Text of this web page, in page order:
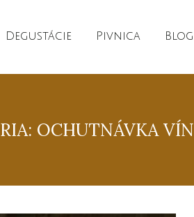
Degustácie Pivnica Blog
OCHUTNÁVKA VÍN